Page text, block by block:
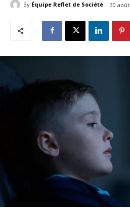
By Équipe Reflet de Société 30